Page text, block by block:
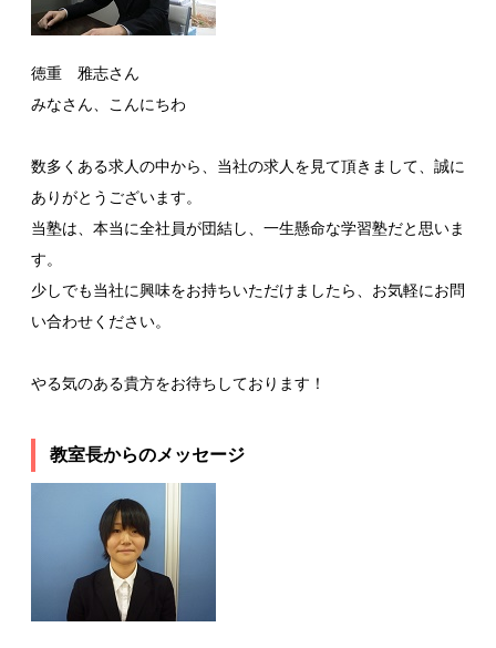
徳重 雅志さん
みなさん、こんにちわ
数多くある求人の中から、当社の求人を見て頂きまして、誠に
ありがとうございます。
当塾は、本当に全社員が団結し、一生懸命な学習塾だと思いま
す。
少しでも当社に興味をお持ちいただけましたら、お気軽にお問
い合わせください。
やる気のある貴方をお待ちしております！
教室長からのメッセージ